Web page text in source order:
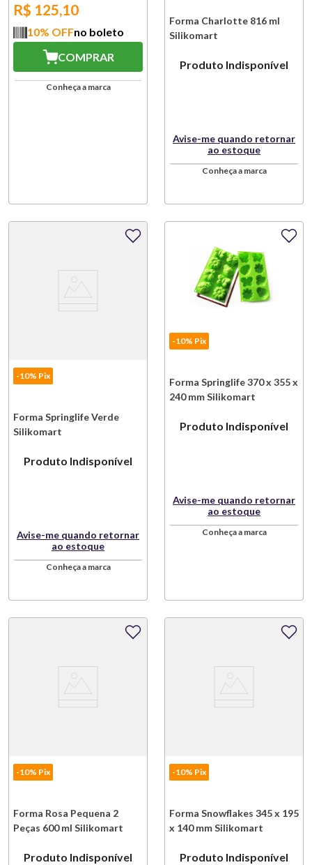
R$ 125,10
10% OFFno boleto
COMPRAR
Conheça a marca
Forma Charlotte 816 ml
Silikomart
Produto Indisponível
Avise-me quando retornar
ao estoque
Conheça a marca
-10% Pix
Forma Springlife Verde
Silikomart
Produto Indisponível
Avise-me quando retornar
ao estoque
Conheça a marca
-10% Pix
Forma Springlife 370 x 355 x
240 mm Silikomart
Produto Indisponível
Avise-me quando retornar
ao estoque
Conheça a marca
-10% Pix
Forma Rosa Pequena 2
Peças 600 ml Silikomart
Produto Indisponível
-10% Pix
Forma Snowflakes 345 x 195
x 140 mm Silikomart
Produto Indisponível